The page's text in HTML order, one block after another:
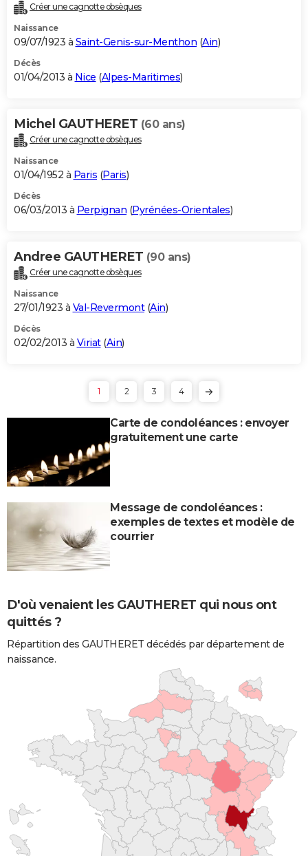
Créer une cagnotte obsèques
Naissance
09/07/1923 à Saint-Genis-sur-Menthon (Ain)
Décès
01/04/2013 à Nice (Alpes-Maritimes)
Michel GAUTHERET (60 ans)
Créer une cagnotte obsèques
Naissance
01/04/1952 à Paris (Paris)
Décès
06/03/2013 à Perpignan (Pyrénées-Orientales)
Andree GAUTHERET (90 ans)
Créer une cagnotte obsèques
Naissance
27/01/1923 à Val-Revermont(Ain)
Décès
02/02/2013 à Viriat(Ain)
1 2 3 4
Carte de condoléances : envoyer
gratuitement une carte
Message de condoléances :
exemples de textes et modèle de
courrier
D'où venaient les GAUTHERET qui nous ont
quittés ?
Répartition des GAUTHERET décédés par département de
naissance.